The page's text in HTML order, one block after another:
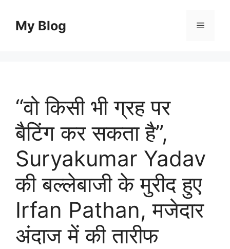
contentMy Blog Menu
“वो किसी भी ग्रह पर
बैटिंग कर सकता है”,
Suryakumar Yadav
की बल्लेबाजी के मुरीद हुए
Irfan Pathan, मजेदार
अंदाज में की तारीफ